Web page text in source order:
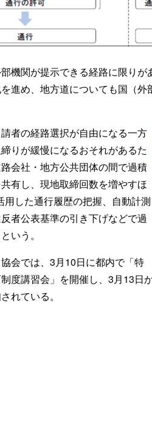
機関が提示できる経路に限り
進め、地方道についても国（
者の経路選択が自由になる一方
りが緩慢になるおそれがあるた
会社・地方公共団体の間で過積
有し、現地取締回数を増やすほ
用した通行履歴の把握、自動計測
者公表基準の引き下げなどで過
いう。
会では、3月10日に都内で「特
度講習会」を開催し、3月13日
れている。